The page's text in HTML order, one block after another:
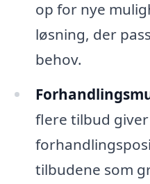
op for nye
løsning, der
behov.
flere tilbud
tilbudene som